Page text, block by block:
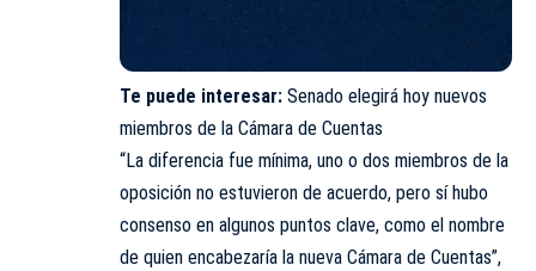
Te puede interesar: Senado elegirá hoy nuevos
miembros de la Cámara de Cuentas
“La diferencia fue mínima, uno o dos miembros de la
oposición no estuvieron de acuerdo, pero sí hubo
consenso en algunos puntos clave, como el nombre
de quien encabezaría la nueva Cámara de Cuentas”,